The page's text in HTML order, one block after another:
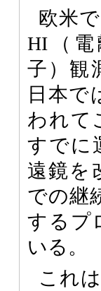
欧米
HI（
子）観
日本で
われて
すでに
遠鏡を
での継
するプ
いる。
これ